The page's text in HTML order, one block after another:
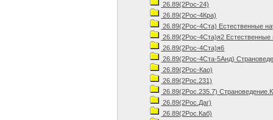
26.89(2Рос-24)
26.89(2Рос-4Кра)
26.89(2Рос-4Ста) Естественные
26.89(2Рос-4Ста)я2 Естественные
26.89(2Рос-4Ста)я6
26.89(2Рос-4Ста-5Анд)
26.89(2Рос-Као)
26.89(2Рос.231)
26.89(2Рос.235.7)
26.89(2Рос.Даг)
26.89(2Рос.Каб)